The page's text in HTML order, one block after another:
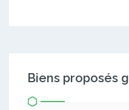
Biens proposés